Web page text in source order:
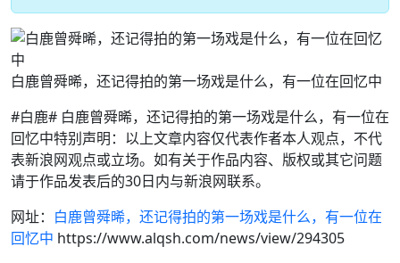
白鹿曾舜晞，还记得拍的第一场戏是什么，有一位在回忆中
#白鹿# 白鹿曾舜晞，还记得拍的第一场戏是什么，有一位在
回忆中特别声明：以上文章内容仅代表作者本人观点，不代
表新浪网观点或立场。如有关于作品内容、版权或其它问题
请于作品发表后的30日内与新浪网联系。
网址： 白鹿曾舜晞，还记得拍的第一场戏是什么，有一位在
回忆中 https://www.alqsh.com/news/view/294305